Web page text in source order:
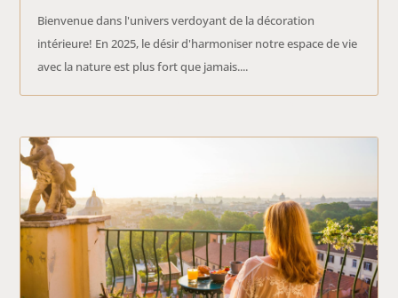
Bienvenue dans l'univers verdoyant de la décoration
intérieure! En 2025, le désir d'harmoniser notre espace de vie
avec la nature est plus fort que jamais....